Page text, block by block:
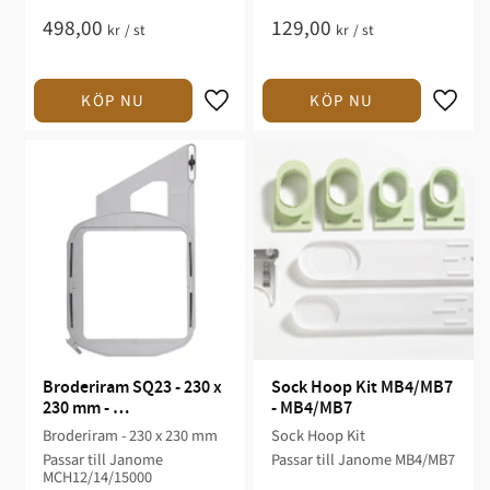
498,00 kr /st 129,00 kr /st
Broderiram SQ23 - 230 x
230 mm -
MCH12/14/15000
Broderiram - 230 x 230 mm
Passar till Janome
MCH12/14/15000
Sock Hoop Kit MB4/MB7
- MB4/MB7
Sock Hoop Kit
Passar till Janome MB4/MB7